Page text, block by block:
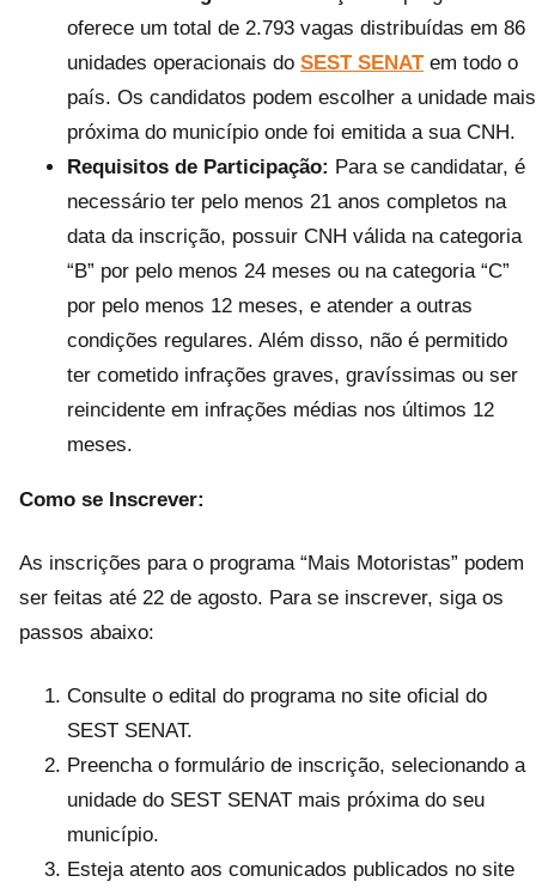
oferece um total de 2.793 vagas distribuídas em 86
unidades operacionais do SEST SENATem todo o
país. Os candidatos podem escolher a unidade mais
próxima do município onde foi emitida a sua CNH.
Requisitos de Participação: Para se candidatar, é
necessário ter pelo menos 21 anos completos na
data da inscrição, possuir CNH válida na categoria
“B” por pelo menos 24 meses ou na categoria “C”
por pelo menos 12 meses, e atender a outras
condições regulares. Além disso, não é permitido
ter cometido infrações graves, gravíssimas ou ser
reincidente em infrações médias nos últimos 12
meses.
Como se Inscrever:
As inscrições para o programa “Mais Motoristas” podem
ser feitas até 22 de agosto. Para se inscrever, siga os
passos abaixo:
Consulte o edital do programa no site oficial do
SEST SENAT.
Preencha o formulário de inscrição, selecionando a
unidade do SEST SENAT mais próxima do seu
município.
Esteja atento aos comunicados publicados no site